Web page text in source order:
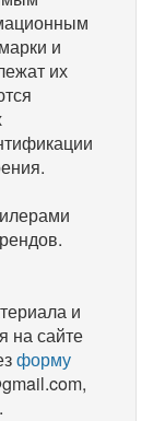
и
их
и
на сайте
форму